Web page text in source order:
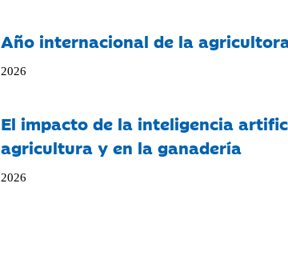
Año internacional de la
2026
El impacto de la inteligencia
agricultura y en la ganadería
2026